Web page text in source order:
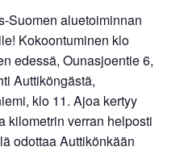
Suomen aluetoiminnan
Kokoontuminen klo
edessä, Ounasjoentie 6,
Auttiköngästä,
klo 11. Ajoa kertyy
kilometrin verran helposti
odottaa Auttikönkään